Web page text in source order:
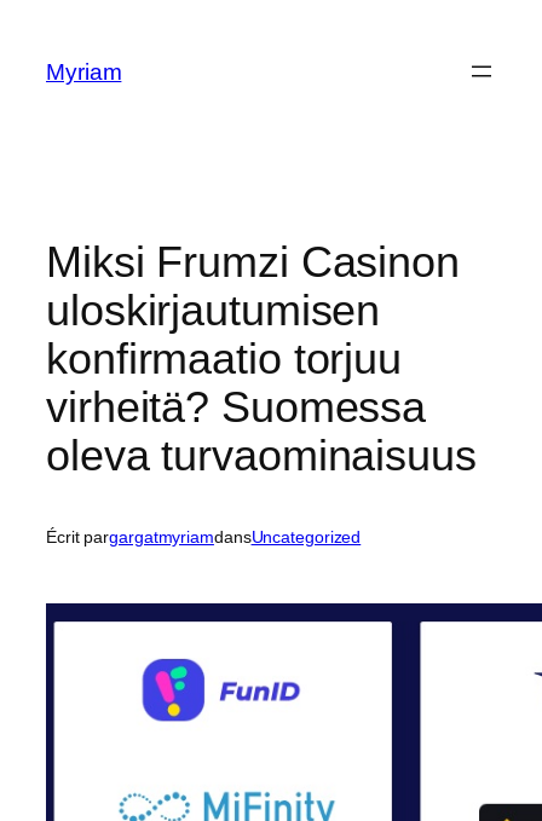
Myriam
Miksi Frumzi Casinon
uloskirjautumisen
konfirmaatio torjuu
virheitä? Suomessa
oleva turvaominaisuus
Écrit pargargatmyriamdansUncategorized